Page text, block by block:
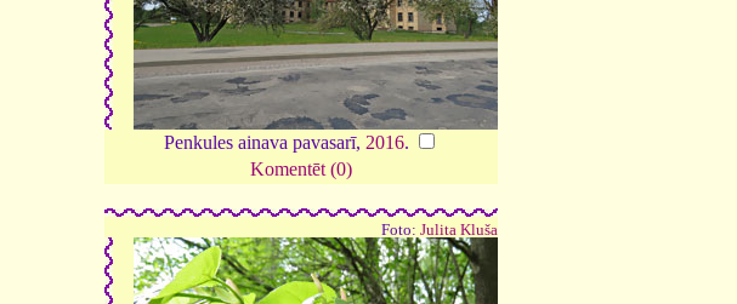
Penkules ainava pavasarī, 2016.
Komentēt (0)
Foto: Julita Kluša